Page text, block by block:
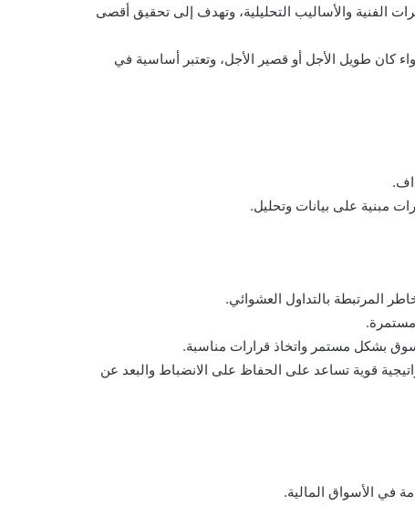
الفنية والأساليب التحليلية، وتهدف إلى تحقيق أقصى
كان طويل الأجل أو قصير الأجل، وتعتبر أساسية في
مبنية على بيانات وتحليل.
المرتبطة بالتداول العشوائي.
مستمرة.
بشكل مستمر واتخاذ قرارات مناسبة.
قوية تساعد على الحفاظ على الانضباط والبعد عن
في الأسواق المالية.